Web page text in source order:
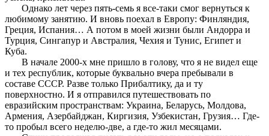
Однако лет через пять-семь я все-таки смог вернуться к
любимому занятию. И вновь поехал в Европу: Финляндия,
Греция, Испания… А потом в моей жизни были Андорра и
Турция, Сингапур и Австралия, Чехия и Тунис, Египет и
Куба.
В начале 2000-х мне пришло в голову, что я не видел еще
и тех республик, которые буквально вчера пребывали в
составе СССР. Разве только Прибалтику, да и ту
поверхностно. И я отправился путешествовать по
евразийским пространствам: Украина, Беларусь, Молдова,
Армения, Азербайджан, Киргизия, Узбекистан, Грузия… Где-
то пробыл всего неделю-две, а где-то жил месяцами.